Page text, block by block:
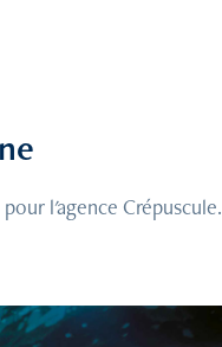
l'agence Crépuscule.